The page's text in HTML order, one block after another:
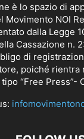
è lo spazio di
NOI
dalla Legge
Cassazione n.
di
poiché rientra
“Free Press”-